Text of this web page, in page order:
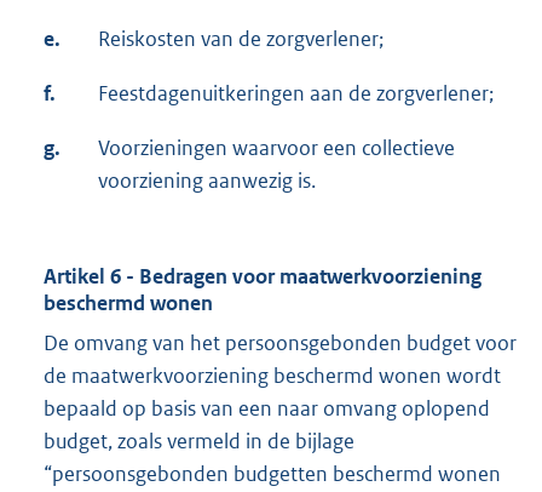
e. Reiskosten van de zorgverlener;
f. Feestdagenuitkeringen aan de zorgverlener;
g.
Voorzieningen waarvoor een collectieve
voorziening aanwezig is.
Artikel 6 - Bedragen voor maatwerkvoorziening
beschermd wonen
De omvang van het persoonsgebonden budget voor
de maatwerkvoorziening beschermd wonen wordt
bepaald op basis van een naar omvang oplopend
budget, zoals vermeld in de bijlage
“persoonsgebonden budgetten beschermd wonen